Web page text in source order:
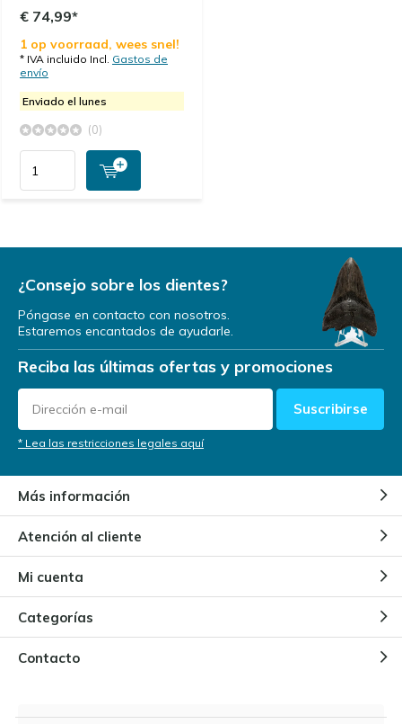
€ 74,99*
1 op voorraad, wees snel!
* IVA incluido Incl. Gastos de
envío
Enviado el lunes
(0)
¿Consejo sobre los dientes?
Póngase en contacto con nosotros.
Estaremos encantados de ayudarle.
Reciba las últimas ofertas y promociones
Suscribirse
* Lea las restricciones legales aquí
Más información
Atención al cliente
Mi cuenta
Categorías
Contacto